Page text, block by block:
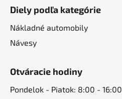
Diely podľa kategórie
Nákladné automobily
Návesy
Otváracie hodiny
Pondelok - Piatok: 8:00 - 16:00